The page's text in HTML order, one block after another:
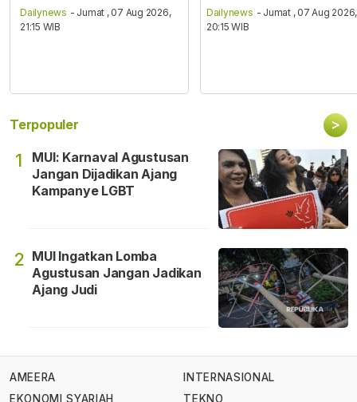
Dailynews - Jumat , 07 Aug 2026,
21:15 WIB
Dailynews - Jumat , 07 Aug 2026,
20:15 WIB
Terpopuler >
1
MUI: Karnaval Agustusan
Jangan Dijadikan Ajang
Kampanye LGBT
2 MUI Ingatkan Lomba
Agustusan Jangan Jadikan
Ajang Judi
AMEERA
EKONOMI SYARIAH
INTERNASIONAL
TEKNO